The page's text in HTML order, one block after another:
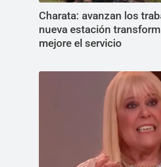
Charata: avanzan los
nueva estación
mejore el servicio